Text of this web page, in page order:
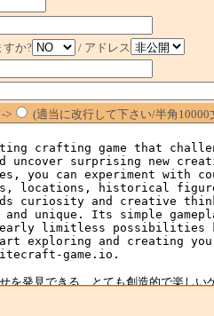
すか?
/ アドレス
> (適当に改行して下さい/半角10000